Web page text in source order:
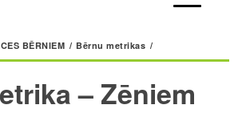
BĒRNIEM / Bērnu metrikas /
– Zēniem